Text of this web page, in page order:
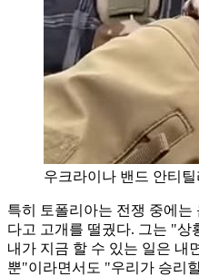
우크라이나 밴드 안티
특히 토폴리아는 전쟁 중에는
다고 고개를 떨궜다. 그는 "상
내가 지금 할 수 있는 일은 내
뿐"이라면서도 "우리가 승리